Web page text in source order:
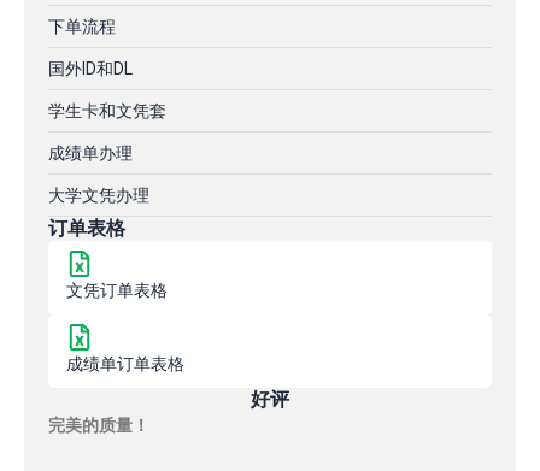
下单流程
国外ID和DL
学生卡和文凭套
成绩单办理
大学文凭办理
订单表格
文凭订单表格
成绩单订单表格
好评
完美的质量！